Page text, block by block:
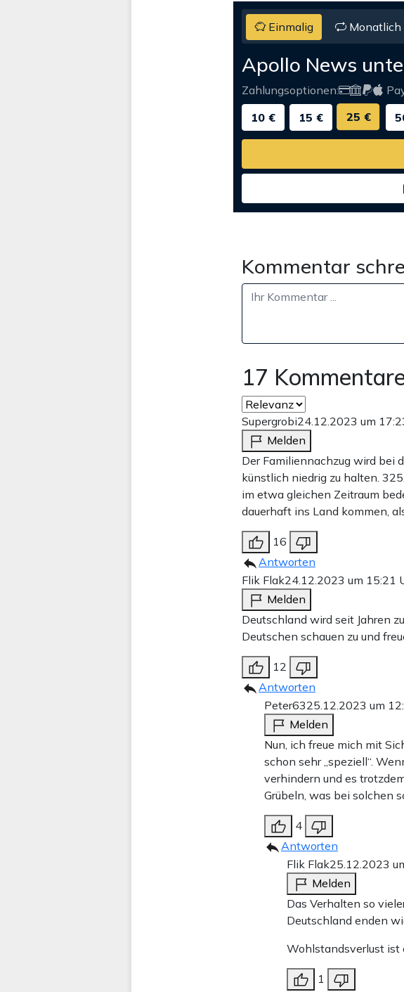
Einmalig Monatlich
Apollo News
Zahlungsoptionen:
10 €
15 € 25 €
Kommentar
17
Supergrobi24.12.2023 um
Melden
Der Familiennachzug wird bei
künstlich niedrig zu halten.
im etwa gleichen Zeitraum
dauerhaft ins Land kommen,
16
Antworten
Flik Flak24.12.2023 um 15:21
Melden
Deutschland wird seit Jahren
Deutschen schauen zu und
12
Antworten
Peter6325.12.2023 um
Melden
Nun, ich freue mich mit
schon sehr „speziell“.
verhindern und es
Grübeln, was bei solchen
4
Antworten
Flik Flak25.12.2023
Melden
Das Verhalten so
Deutschland enden
Wohlstandsverlust ist
1